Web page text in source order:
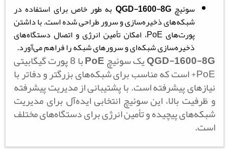
سوئیچQGD-1600-8G به طور خاص برای استفاده در
شبکه‌های ذخیره‌سازی و سرور طراحی شده است. با داشتن
پورت‌های PoE، امکان تأمین انرژی و اتصال دستگاه‌های
ذخیره‌سازی شبکه‌ای و سرورهای شبکه را فراهم می‌آورد.
QGD-1600-8Gیک سوئیچPoE با 8 پورت گیگابیتی
PoE+ است که مناسب برای شبکه‌های بزرگتر و دفاتر با
نیازهای پیشرفته است. با پشتیبانی از مدیریت پیشرفته
و ظرفیت بالا، این سوئیچ انتخابی ایده‌آل برای مدیریت
شبکه‌های پیچیده و تأمین انرژی برای دستگاه‌های مختلف
است.